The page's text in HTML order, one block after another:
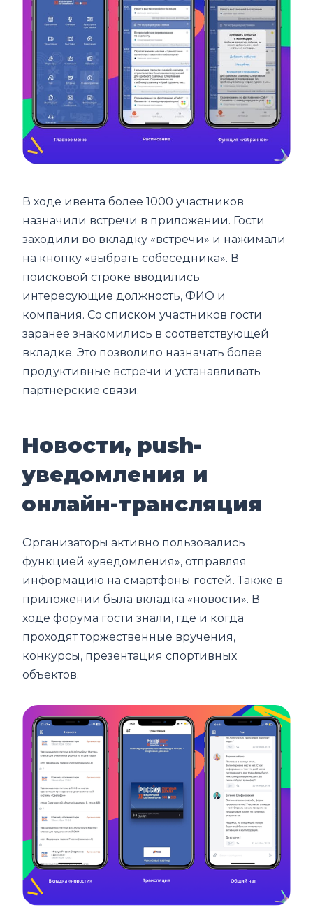
В ходе ивента более 1000 участников
назначили встречи в приложении. Гости
заходили во вкладку «встречи» и нажимали
на кнопку «выбрать собеседника». В
поисковой строке вводились
интересующие должность, ФИО и
компания. Со списком участников гости
заранее знакомились в соответствующей
вкладке. Это позволило назначать более
продуктивные встречи и устанавливать
партнёрские связи.
Новости, push-
уведомления и
онлайн-трансляция
Организаторы активно пользовались
функцией «уведомления», отправляя
информацию на смартфоны гостей. Также в
приложении была вкладка «новости». В
ходе форума гости знали, где и когда
проходят торжественные вручения,
конкурсы, презентация спортивных
объектов.